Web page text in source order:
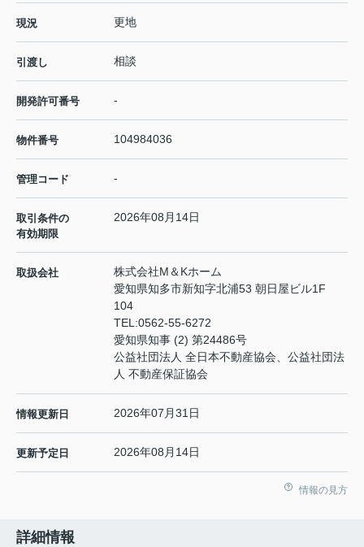
現況 更地
引渡し 相談
開発許可番号 -
物件番号 104984036
管理コード -
取引条件の
有効期限
2026年08月14日
取扱会社
株式会社M＆Kホーム
愛知県知多市新知字北浦53 朝日屋ビル1F
104
TEL:0562-55-6272
愛知県知事 (2) 第24486号
公益社団法人 全日本不動産協会、公益社団法
人 不動産保証協会
情報更新日 2026年07月31日
更新予定日 2026年08月14日
情報の見方
詳細情報